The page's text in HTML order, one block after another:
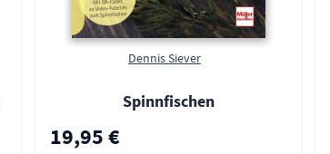
Dennis Siever
Spinnfischen
19,95 €